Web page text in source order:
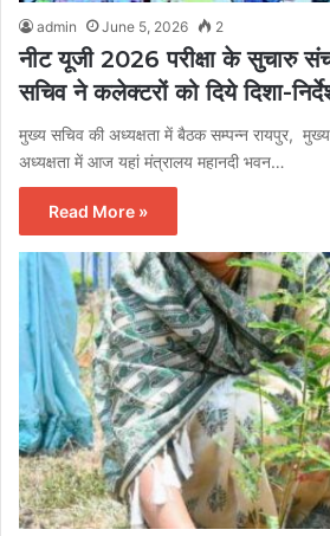
admin June 5, 2026 2
नीट यूजी 2026 परीक्षा के सुचारु
सचिव ने कलेक्टरों को दिये दिशा-
मुख्य सचिव की अध्यक्षता में बैठक सम्पन्न रायपुर,
अध्यक्षता में आज यहां मंत्रालय महानदी भवन…
Read More »